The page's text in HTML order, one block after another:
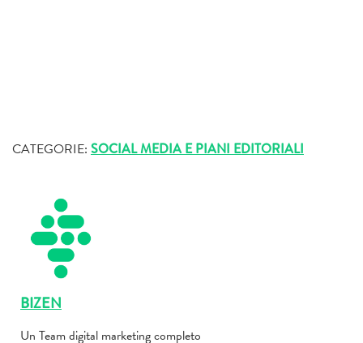
CATEGORIE: SOCIAL MEDIA E PIANI EDITORIALI
BIZEN
Un Team digital marketing completo